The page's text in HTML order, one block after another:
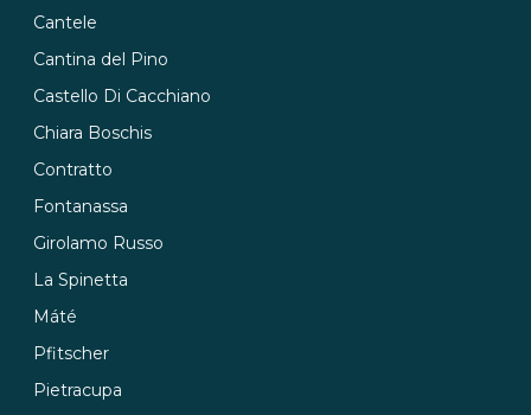
Cantele
Cantina del Pino
Castello Di Cacchiano
Chiara Boschis
Contratto
Fontanassa
Girolamo Russo
La Spinetta
Máté
Pfitscher
Pietracupa